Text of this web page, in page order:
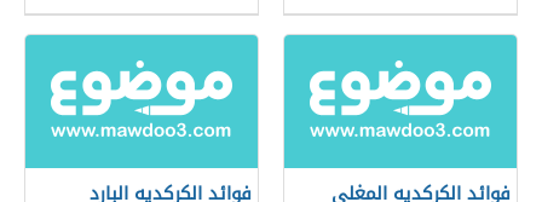
فوائد الكركديه المغلي
فوائد الكركديه البارد